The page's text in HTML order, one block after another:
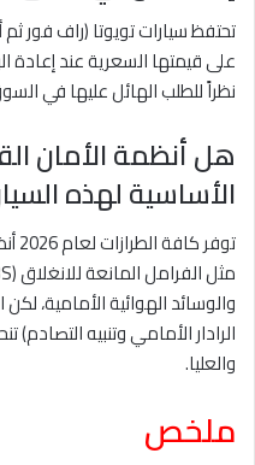
تحتفظ سيارات تويوتا (راف فور ثم
على قيمتها السعرية عند إعادة
نظراً للطلب الهائل عليها في
هل أنظمة الأمان
الأساسية لهذه
والوسائد الهوائية الأمامية،
الرادار الأمامي وتنبيه
والعليا.
ملخص